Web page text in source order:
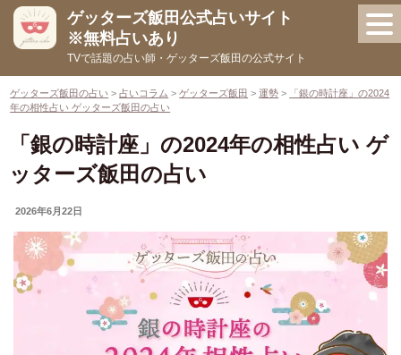
ン
ツ
へ
ゲッターズ飯田公式占いサイト
※無料占いあり
TVで話題の占い師・ゲッターズ飯田の公式サイト
ゲッターズ飯田の占い >占いコラム >ゲッターズ飯田 >運勢 >
「銀の時計座」の2024
年の相性占い ゲッターズ飯田の占い
「銀の時計座」の2024年の相性占い ゲ
ッターズ飯田の占い
UPDATED
2026年6月22日